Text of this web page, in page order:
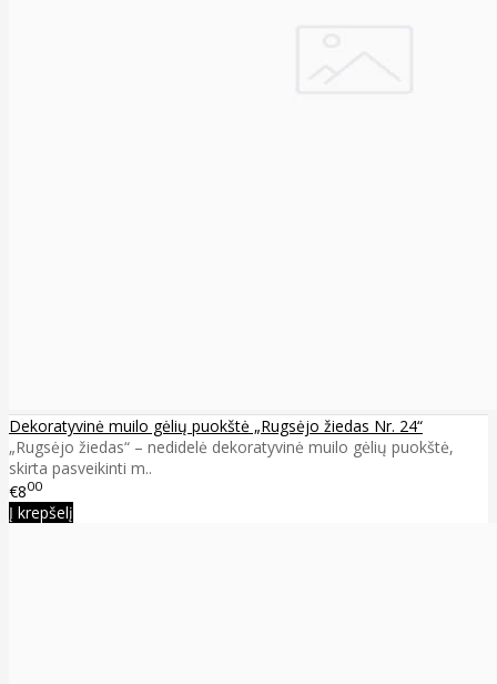
Dekoratyvinė muilo gėlių puokštė „Rugsėjo žiedas Nr. 24“
„Rugsėjo žiedas“ – nedidelė dekoratyvinė muilo gėlių puokštė,
skirta pasveikinti m..
€800
Į krepšelį